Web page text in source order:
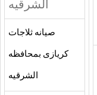
الشرقيه
صيانه ثلاجات
كريازى بمحافظه
الشرقيه